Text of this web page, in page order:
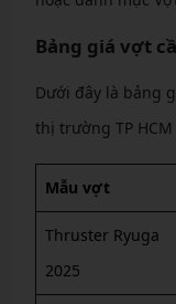
Bảng giá vợt
Dưới đây là bảng
thị trường TP
Mẫu vợt
Thruster Ryuga
2025